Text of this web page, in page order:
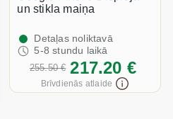
un stikla maiņa
Detaļas noliktavā
5-8 stundu laikā
255.50 € 217.20 €
Brīvdienās atlaide